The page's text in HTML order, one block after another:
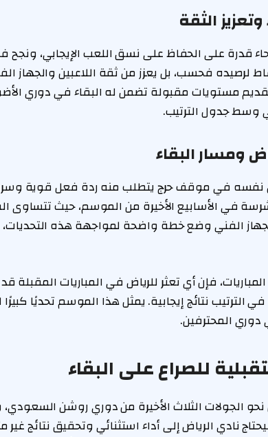
وتعزيز الثقة
قدرة على الحفاظ على نسق اللعب الإيجابي، ونجح
لرصيده فحسب، بل يعزز من ثقة اللاعبين والجهاز
مستويات مقبولة تضمن له البقاء في دوري
وسط جدول الترتيب.
ومسار البقاء
نفسه في موقف حرج يتطلب منه ردة فعل قوية
في الأسابيع الأخيرة من الموسم، حيث تتساوى
الفني وضع خطة واضحة لمواجهة هذه التحديات،
المباريات، فإن أي تعثر للرياض في المباريات
الترتيب نتائج إيجابية. يمثل هذا الموسم تحديًا
المحترفين.
للصراع على البقاء
نحو الجولات الثلاث الأخيرة من دوري روشن
نادي الرياض إلى أداء استثنائي وتحقيق نتائج